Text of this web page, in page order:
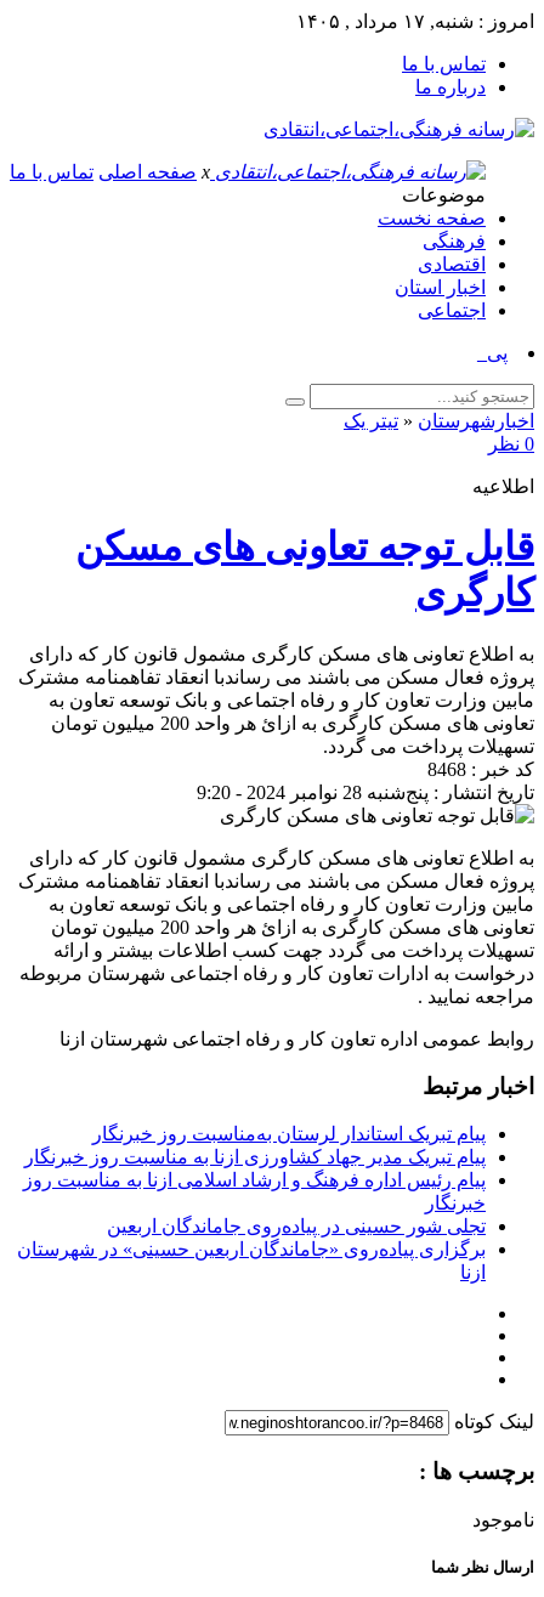
امروز : شنبه, ۱۷ مرداد , ۱۴۰۵
تماس با ما
درباره ما
x صفحه اصلی تماس با ما
موضوعات
صفحه نخست
فرهنگی
اقتصادی
اخبار استان
اجتماعی
پیام تبر_
اخبارشهرستان « تیتر یک
0 نظر
اطلاعیه
قابل توجه تعاونی های مسکن
کارگری
به اطلاع تعاونی های مسکن کارگری مشمول قانون کار که دارای
پروژه فعال مسکن می باشند می رساندبا انعقاد تفاهمنامه مشترک
مابین وزارت تعاون کار و رفاه اجتماعی و بانک توسعه تعاون به
تعاونی های مسکن کارگری به ازائ هر واحد 200 میلیون تومان
تسهیلات پرداخت می گردد.
کد خبر : 8468
تاریخ انتشار : پنج‌شنبه 28 نوامبر 2024 - 9:20
به اطلاع تعاونی های مسکن کارگری مشمول قانون کار که دارای
پروژه فعال مسکن می باشند می رساندبا انعقاد تفاهمنامه مشترک
مابین وزارت تعاون کار و رفاه اجتماعی و بانک توسعه تعاون به
تعاونی های مسکن کارگری به ازائ هر واحد 200 میلیون تومان
تسهیلات پرداخت می گردد جهت کسب اطلاعات بیشتر و ارائه
درخواست به ادارات تعاون کار و رفاه اجتماعی شهرستان مربوطه
مراجعه نمایید .
روابط عمومی اداره تعاون کار و رفاه اجتماعی شهرستان ازنا
اخبار مرتبط
پیام تبریک استاندار لرستان به‌مناسبت روز خبرنگار
پیام تبریک مدیر جهاد کشاورزی ازنا به مناسبت روز خبرنگار
پیام رئیس اداره فرهنگ و ارشاد اسلامی ازنا به مناسبت روز
خبرنگار
تجلی شور حسینی در پیاده‌روی جاماندگان اربعین
برگزاری پیاده‌روی «جاماندگان اربعین حسینی» در شهرستان
ازنا
لینک کوتاه
برچسب ها :
ناموجود
ارسال نظر شما